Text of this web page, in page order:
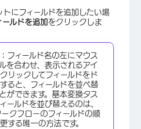
トにフィールドを追加したい場
ールドを追加をクリックしま
フィールド名の左にマウス
を合わせ、表示されるアイ
リックしてフィールドをド
ると、フィールドを並べ替
ができます。基本変換タス
ールドを並び替えるのは、
クフローのフィールドの順
する唯一の方法です。